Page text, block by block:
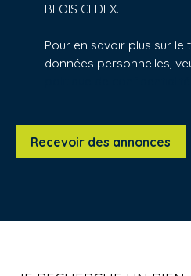
BLOIS CEDEX.
Pour en savoir plus sur le
données personnelles,
Recevoir des annonces